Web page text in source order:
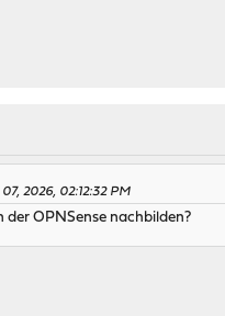
2026, 02:12:32 PM
der OPNSense nachbilden?